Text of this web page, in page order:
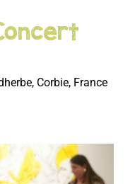
Corbie, France